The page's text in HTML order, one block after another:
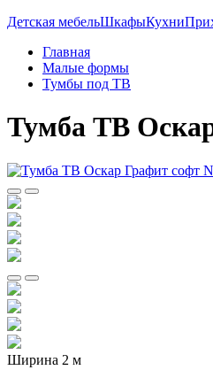
Детская мебельШкафыКухни
Главная
Малые формы
Тумбы под ТВ
Тумба ТВ
Ширина 2 м